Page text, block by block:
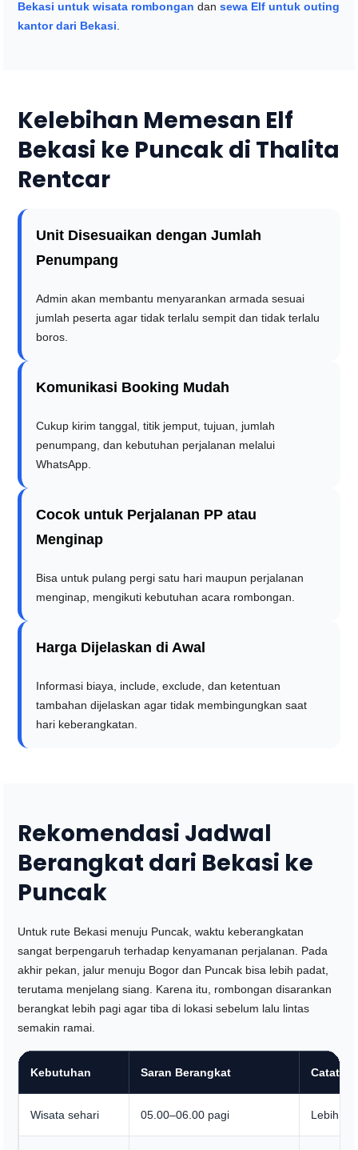
Bekasi untuk wisata rombongan dansewa Elf untuk outing
kantor dari Bekasi
Kelebihan Memesan Elf
Bekasi ke Puncak di Thalita
Rentcar
Unit Disesuaikan dengan Jumlah
Penumpang
Admin akan membantu menyarankan armada sesuai
jumlah peserta agar tidak terlalu sempit dan tidak terlalu
boros.
Komunikasi Booking Mudah
Cukup kirim tanggal, titik jemput, tujuan, jumlah
penumpang, dan kebutuhan perjalanan melalui
WhatsApp.
Cocok untuk Perjalanan PP atau
Menginap
Bisa untuk pulang pergi satu hari maupun perjalanan
menginap, mengikuti kebutuhan acara rombongan.
Harga Dijelaskan di Awal
Informasi biaya, include, exclude, dan ketentuan
tambahan dijelaskan agar tidak membingungkan saat
hari keberangkatan.
Rekomendasi Jadwal
Berangkat dari Bekasi ke
Puncak
Untuk rute Bekasi menuju Puncak, waktu keberangkatan
sangat berpengaruh terhadap kenyamanan perjalanan. Pada
akhir pekan, jalur menuju Bogor dan Puncak bisa lebih padat,
terutama menjelang siang. Karena itu, rombongan disarankan
berangkat lebih pagi agar tiba di lokasi sebelum lalu lintas
semakin ramai.
Kebutuhan Saran Berangkat Catatan
Wisata sehari 05.00–06.00 pagi Lebih